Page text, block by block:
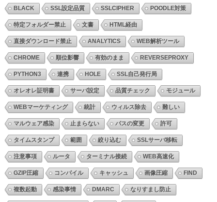
BLACK SSL設定品質 SSLCIPHER POODLE対策
特定フォルダー禁止 文書 HTML経由
直接ダウンロード禁止 ANALYTICS WEB解析ツール
CHROME 順位影響 有効のまま REVERSEPROXY
PYTHON3 連携 HOLE SSL自己発行局
オレオレ証明書 サーバ設定 品質チェック モジュール
WEBマーケティング 統計 ウィルス除去 難しい
マルウェア感染 止まらない パスの変更 許可
タイムスタンプ 範囲 絞り込む SSLサーバ移転
注意事項 ルータ ターミナル接続 WEB高速化
GZIP圧縮 コンパイル キャッシュ 画像圧縮 FIND
複数起動 感染事情 DMARC なりすまし防止